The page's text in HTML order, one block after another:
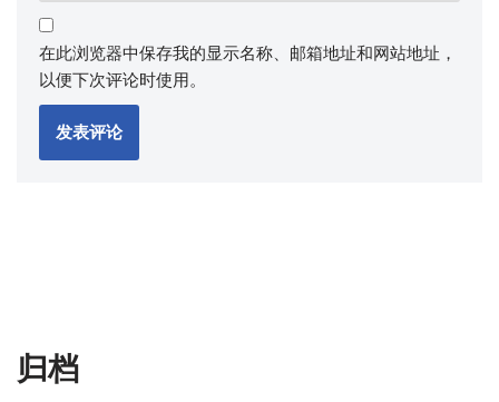
在此浏览器中保存我的显示名称、邮箱地址和网站地址，
以便下次评论时使用。
归档